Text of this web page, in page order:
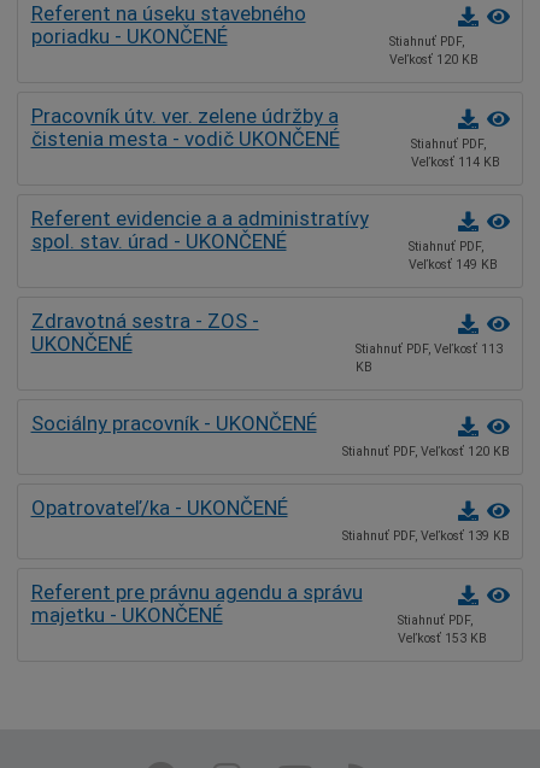
Referent na úseku stavebného
poriadku - UKONČENÉ
Stiahnuť PDF,
Veľkosť 120 KB
Pracovník útv. ver. zelene údržby a
čistenia mesta - vodič UKONČENÉ
Stiahnuť PDF,
Veľkosť 114 KB
Referent evidencie a a administratívy
spol. stav. úrad - UKONČENÉ
Stiahnuť PDF,
Veľkosť 149 KB
Zdravotná sestra - ZOS -
UKONČENÉ
Stiahnuť PDF, Veľkosť 113
KB
Sociálny pracovník - UKONČENÉ
Stiahnuť PDF, Veľkosť 120 KB
Opatrovateľ/ka - UKONČENÉ
Stiahnuť PDF, Veľkosť 139 KB
Referent pre právnu agendu a správu
majetku - UKONČENÉ
Stiahnuť PDF,
Veľkosť 153 KB